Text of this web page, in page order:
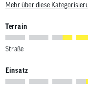
Mehr über diese
Terrain
Straße
Einsatz